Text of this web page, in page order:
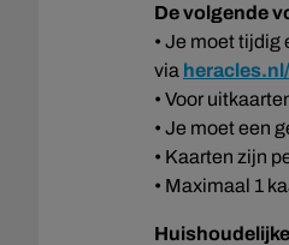
De volgende
• Je moet tijdig
via
• Voor
• Je moet een
• Kaarten zijn
• Maximaal 1